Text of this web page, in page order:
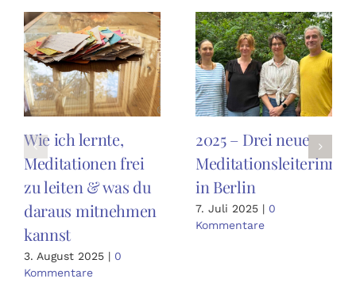
Wie ich lernte,
Meditationen frei
zu leiten & was du
daraus mitnehmen
kannst
3. August 2025 | 0
Kommentare
2025 – Drei neue
Meditationsleiterinnen
in Berlin
7. Juli 2025 | 0
Kommentare